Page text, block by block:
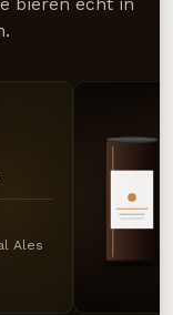
bieren écht in
Ales